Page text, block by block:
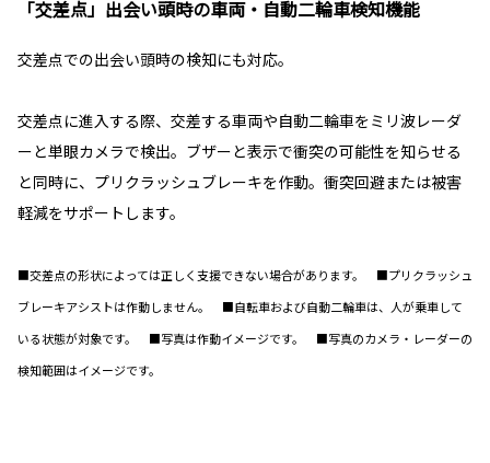
「交差点」出会い頭時の車両・自動二輪車検知機能
交差点での出会い頭時の検知にも対応。
交差点に進入する際、交差する車両や自動二輪車をミリ波レーダ
ーと単眼カメラで検出。ブザーと表示で衝突の可能性を知らせる
と同時に、プリクラッシュブレーキを作動。衝突回避または被害
軽減をサポートします。
■交差点の形状によっては正しく支援できない場合があります。 ■プリクラッシュ
ブレーキアシストは作動しません。 ■自転車および自動二輪車は、人が乗車して
いる状態が対象です。 ■写真は作動イメージです。 ■写真のカメラ・レーダーの
検知範囲はイメージです。